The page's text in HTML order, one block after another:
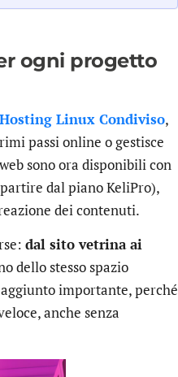
ogni progetto
Hosting Linux Condiviso,
passi online o gestisce
sono ora disponibili con
dal piano KeliPro),
dei contenuti.
dal sito vetrina ai
dello stesso spazio
importante, perché
anche senza